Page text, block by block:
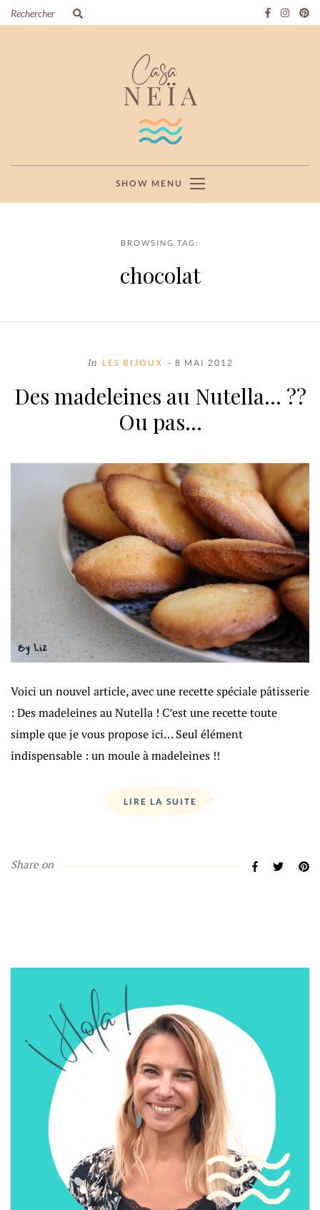
SHOW MENU
BROWSING TAG:
chocolat
In LES BIJOUX - 8 MAI 2012
Des madeleines au Nutella… ??
Ou pas…
Voici un nouvel article, avec une recette spéciale pâtisserie
: Des madeleines au Nutella ! C’est une recette toute
simple que je vous propose ici… Seul élément
indispensable : un moule à madeleines !!
LIRE LA SUITE
Share on